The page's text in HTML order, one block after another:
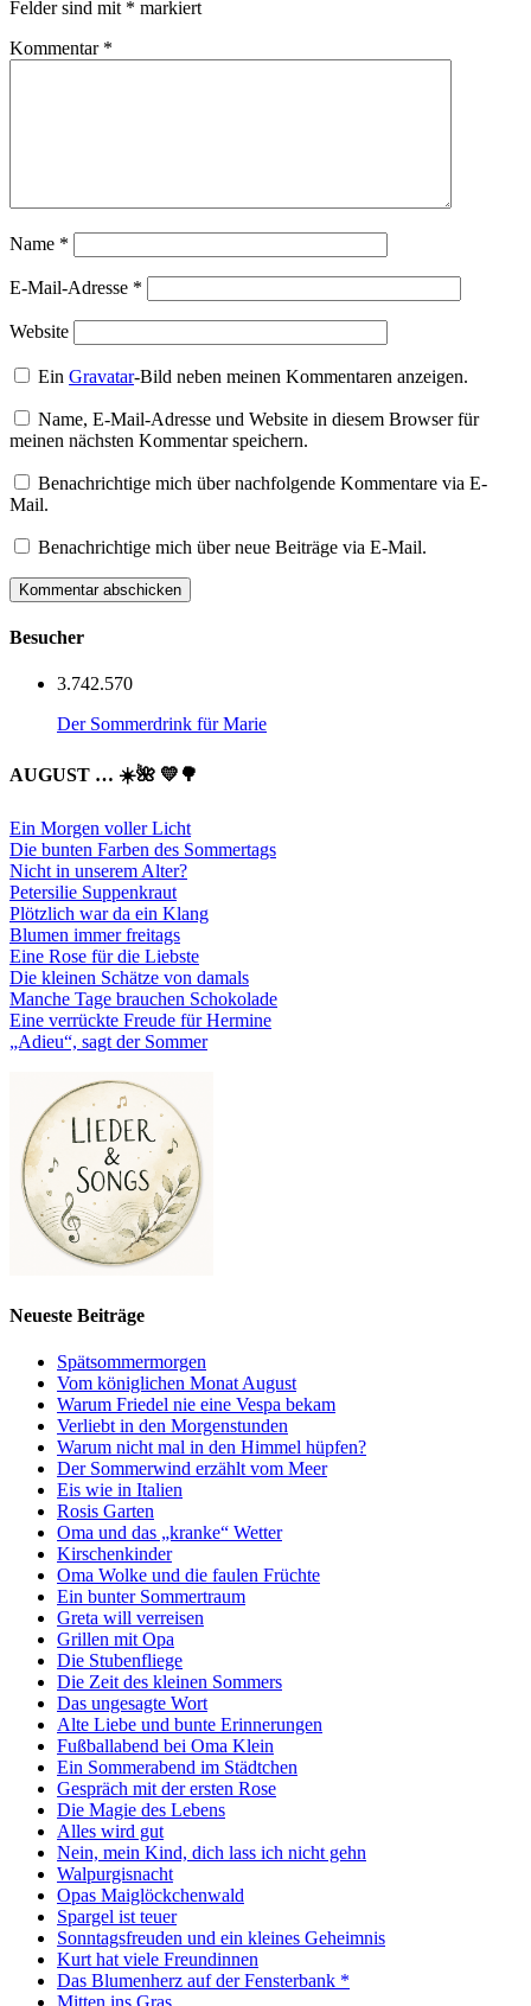
Felder sind mit * markiert
Kommentar *
Name *
E-Mail-Adresse *
Website
EinGravatar-Bild neben meinen Kommentaren anzeigen.
Name, E-Mail-Adresse und Website in diesem Browser für
meinen nächsten Kommentar speichern.
Benachrichtige mich über nachfolgende Kommentare via E-
Mail.
Benachrichtige mich über neue Beiträge via E-Mail.
Besucher
3.742.570
Der Sommerdrink für Marie
AUGUST … ☀️🌺 💛🌳
Ein Morgen voller Licht
Die bunten Farben des Sommertags
Nicht in unserem Alter?
Petersilie Suppenkraut
Plötzlich war da ein Klang
Blumen immer freitags
Eine Rose für die Liebste
Die kleinen Schätze von damals
Manche Tage brauchen Schokolade
Eine verrückte Freude für Hermine
„Adieu“, sagt der Sommer
Neueste Beiträge
Spätsommermorgen
Vom königlichen Monat August
Warum Friedel nie eine Vespa bekam
Verliebt in den Morgenstunden
Warum nicht mal in den Himmel hüpfen?
Der Sommerwind erzählt vom Meer
Eis wie in Italien
Rosis Garten
Oma und das „kranke“ Wetter
Kirschenkinder
Oma Wolke und die faulen Früchte
Ein bunter Sommertraum
Greta will verreisen
Grillen mit Opa
Die Stubenfliege
Die Zeit des kleinen Sommers
Das ungesagte Wort
Alte Liebe und bunte Erinnerungen
Fußballabend bei Oma Klein
Ein Sommerabend im Städtchen
Gespräch mit der ersten Rose
Die Magie des Lebens
Alles wird gut
Nein, mein Kind, dich lass ich nicht gehn
Walpurgisnacht
Opas Maiglöckchenwald
Spargel ist teuer
Sonntagsfreuden und ein kleines Geheimnis
Kurt hat viele Freundinnen
Das Blumenherz auf der Fensterbank *